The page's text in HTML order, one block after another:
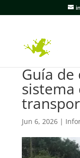
Guía de
sistema
Jun 6, 2026|